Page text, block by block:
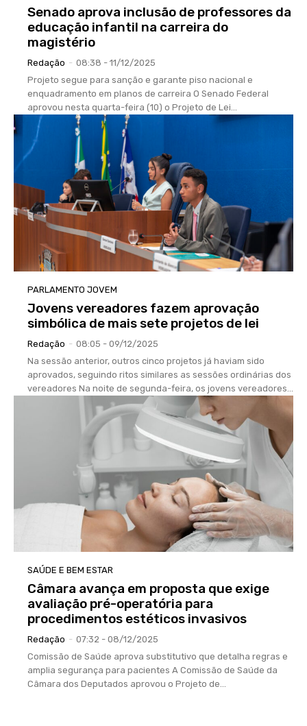
Senado aprova inclusão de professores da
educação infantil na carreira do
magistério
Redação - 08:38 - 11/12/2025
Projeto segue para sanção e garante piso nacional e
enquadramento em planos de carreira O Senado Federal
aprovou nesta quarta-feira (10) o Projeto de Lei...
PARLAMENTO JOVEM
Jovens vereadores fazem aprovação
simbólica de mais sete projetos de lei
Redação - 08:05 - 09/12/2025
Na sessão anterior, outros cinco projetos já haviam sido
aprovados, seguindo ritos similares as sessões ordinárias dos
vereadores Na noite de segunda-feira, os jovens vereadores...
SAÚDE E BEM ESTAR
Câmara avança em proposta que exige
avaliação pré-operatória para
procedimentos estéticos invasivos
Redação - 07:32 - 08/12/2025
Comissão de Saúde aprova substitutivo que detalha regras e
amplia segurança para pacientes A Comissão de Saúde da
Câmara dos Deputados aprovou o Projeto de...